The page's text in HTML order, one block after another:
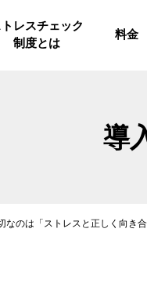
トレスチェック
制度とは
料金
導
なのは「ストレスと正しく向き